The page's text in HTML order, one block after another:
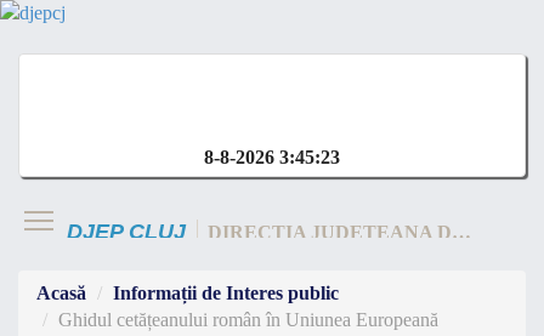
8-8-2026 3:45:23
DJEP CLUJ DIRECTIA JUDETEANA DE EVIDENTA A CLUJ
Acasă
Informații de Interes public
Ghidul cetățeanului român în Uniunea Europeană